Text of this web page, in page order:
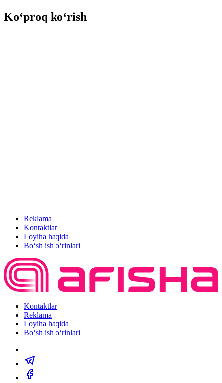
Ko‘proq ko‘rish
Reklama
Kontaktlar
Loyiha haqida
Bo‘sh ish o‘rinlari
Kontaktlar
Reklama
Loyiha haqida
Bo‘sh ish o‘rinlari